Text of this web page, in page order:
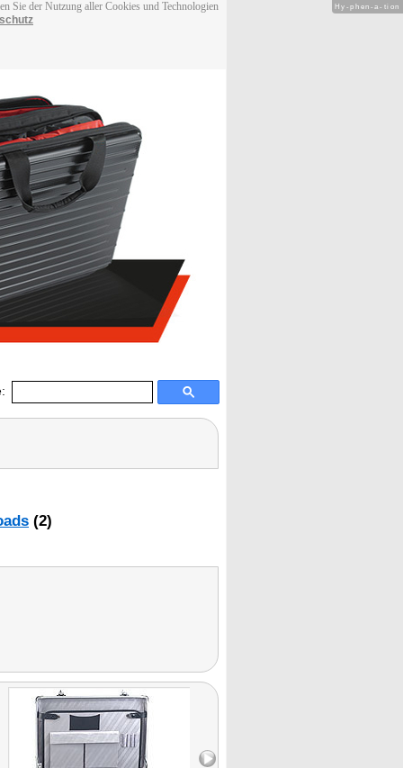
Sie der Nutzung aller Cookies und Technologien
(2)
Hy-phen-a-tion